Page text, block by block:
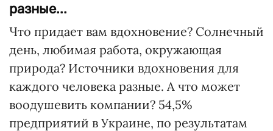
разные...
Что придает вам вдохновение? Солнечный
день, любимая работа, окружающая
природа? Источники вдохновения для
каждого человека разные. А что может
воодушевить компании? 54,5%
предприятий в Украине, по результатам